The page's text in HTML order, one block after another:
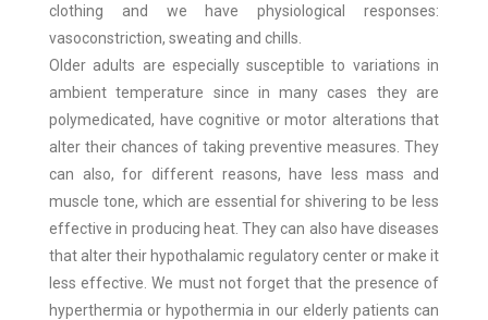
clothing and we have physiological responses:
vasoconstriction, sweating and chills.
Older adults are especially susceptible to variations in
ambient temperature since in many cases they are
polymedicated, have cognitive or motor alterations that
alter their chances of taking preventive measures. They
can also, for different reasons, have less mass and
muscle tone, which are essential for shivering to be less
effective in producing heat. They can also have diseases
that alter their hypothalamic regulatory center or make it
less effective. We must not forget that the presence of
hyperthermia or hypothermia in our elderly patients can